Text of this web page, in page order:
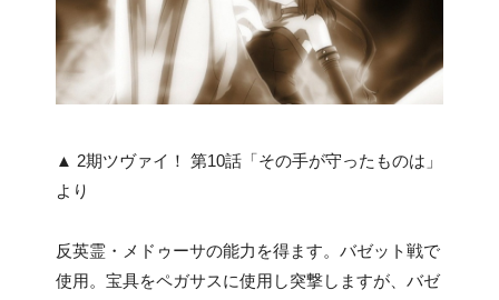
▲ 2期ツヴァイ！ 第10話「その手が守ったものは」
より
反英霊・メドゥーサの能力を得ます。バゼット戦で
使用。宝具をペガサスに使用し突撃しますが、バゼ